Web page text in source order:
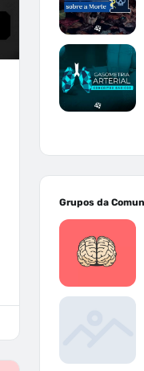
Grupos da